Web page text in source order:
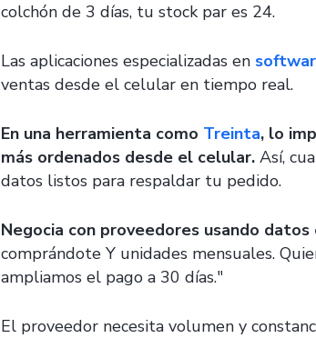
colchón de 3 días, tu stock par es 24.
Las aplicaciones especializadas en
ventas desde el celular en tiempo real.
En una herramienta como Treinta, lo
más ordenados desde el celular. Así,
datos listos para respaldar tu pedido.
Negocia con proveedores usando
comprándote Y unidades mensuales.
ampliamos el pago a 30 días."
El proveedor necesita volumen y